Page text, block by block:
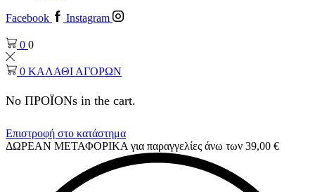
Facebook Instagram
0 0
0 ΚΑΛΑΘΙ ΑΓΟΡΩΝ
No ΠΡΟΪΟΝs in the cart.
Επιστροφή στο κατάστημα
ΔΩΡΕΑΝ ΜΕΤΑΦΟΡΙΚΑ για παραγγελίες άνω των 39,00 €